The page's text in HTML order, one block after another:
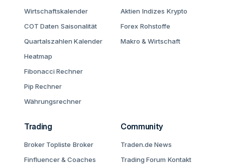
Wirtschaftskalender
COT Daten Saisonalität
Quartalszahlen Kalender
Heatmap
Fibonacci Rechner
Pip Rechner
Währungsrechner
Aktien Indizes Krypto
Forex Rohstoffe
Makro & Wirtschaft
Trading
Broker Topliste Broker
Finfluencer & Coaches
Community
Traden.de News
Trading Forum Kontakt